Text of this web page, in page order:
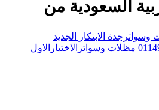
السعودية من
وسواترجدة الابتكار الجديد
مظلاتي0114996351 مظلات وسواترالاختيارالاول